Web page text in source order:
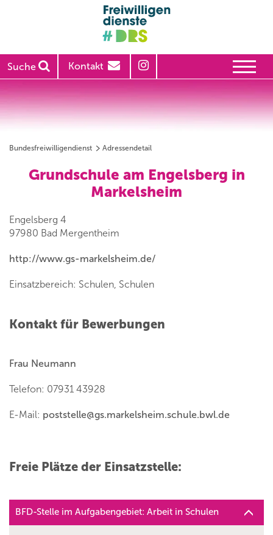
Suche Kontakt
Bundesfreiwilligendienst Adressendetail
Grundschule am Engelsberg in
Markelsheim
Engelsberg 4
97980 Bad Mergentheim
http://www.gs-markelsheim.de/
Einsatzbereich: Schulen, Schulen
Kontakt für Bewerbungen
Frau Neumann
Telefon: 07931 43928
E-Mail: poststelle@gs.markelsheim.schule.bwl.de
Freie Plätze der Einsatzstelle:
BFD-Stelle im Aufgabengebiet: Arbeit in Schulen